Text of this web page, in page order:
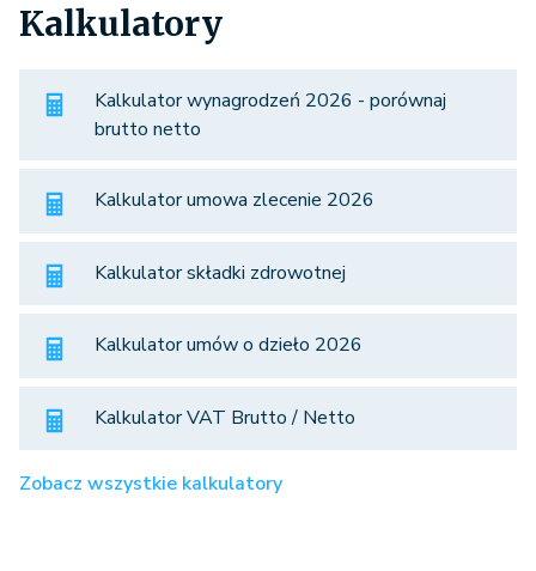
Kalkulatory
Kalkulator wynagrodzeń 2026 - porównaj
brutto netto
Kalkulator umowa zlecenie 2026
Kalkulator składki zdrowotnej
Kalkulator umów o dzieło 2026
Kalkulator VAT Brutto / Netto
Zobacz wszystkie kalkulatory